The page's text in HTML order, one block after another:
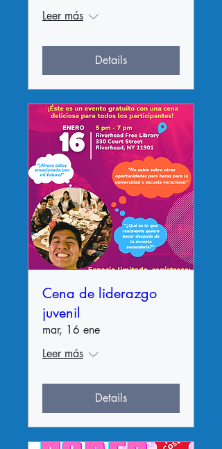
Leer más
Details
Cena de liderazgo
juvenil
mar, 16 ene
Leer más
Details